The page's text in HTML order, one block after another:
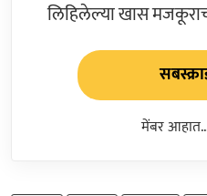
लिहिलेल्या खास
मेंबर